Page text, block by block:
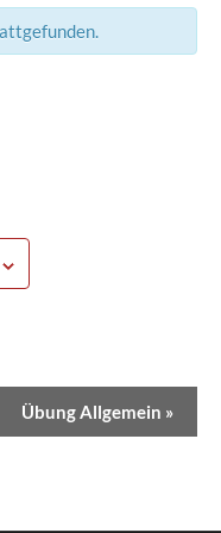
Übung Allgemein »